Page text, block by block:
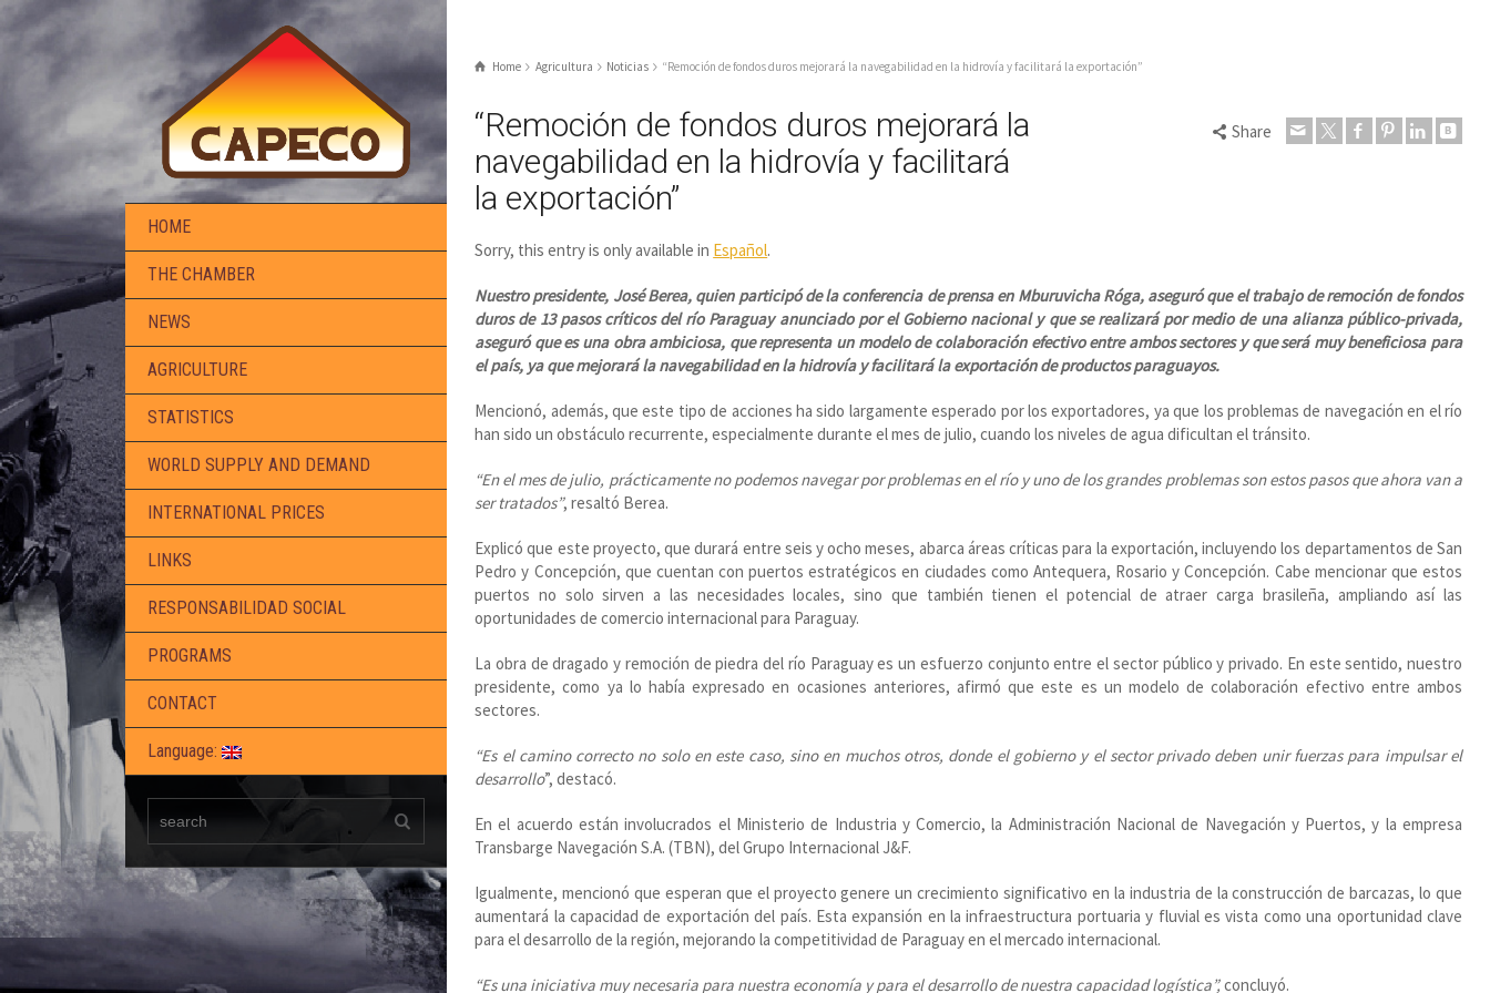
HOME
THE CHAMBER
NEWS
AGRICULTURE
STATISTICS
WORLD SUPPLY AND DEMAND
INTERNATIONAL PRICES
LINKS
RESPONSABILIDAD SOCIAL
PROGRAMS
CONTACT
Language:
Home Agricultura Noticias “Remoción de fondos duros mejorará la navegabilidad en la hidrovía y facilitará la exportación”
“Remoción de fondos duros mejorará la
navegabilidad en la hidrovía y facilitará
la exportación”
Share
Sorry, this entry is only available in Español.
Nuestro presidente, José Berea, quien participó de la conferencia de prensa en Mburuvicha Róga, aseguró que el trabajo de remoción de fondos
duros de 13 pasos críticos del río Paraguay anunciado por el Gobierno nacional y que se realizará por medio de una alianza público-privada,
aseguró que es una obra ambiciosa, que representa un modelo de colaboración efectivo entre ambos sectores y que será muy beneficiosa para
el país, ya que mejorará la navegabilidad en la hidrovía y facilitará la exportación de productos paraguayos.
Mencionó, además, que este tipo de acciones ha sido largamente esperado por los exportadores, ya que los problemas de navegación en el río
han sido un obstáculo recurrente, especialmente durante el mes de julio, cuando los niveles de agua dificultan el tránsito.
“En el mes de julio, prácticamente no podemos navegar por problemas en el río y uno de los grandes problemas son estos pasos que ahora van a
ser tratados”, resaltó Berea.
Explicó que este proyecto, que durará entre seis y ocho meses, abarca áreas críticas para la exportación, incluyendo los departamentos de San
Pedro y Concepción, que cuentan con puertos estratégicos en ciudades como Antequera, Rosario y Concepción. Cabe mencionar que estos
puertos no solo sirven a las necesidades locales, sino que también tienen el potencial de atraer carga brasileña, ampliando así las
oportunidades de comercio internacional para Paraguay.
La obra de dragado y remoción de piedra del río Paraguay es un esfuerzo conjunto entre el sector público y privado. En este sentido, nuestro
presidente, como ya lo había expresado en ocasiones anteriores, afirmó que este es un modelo de colaboración efectivo entre ambos
sectores.
“Es el camino correcto no solo en este caso, sino en muchos otros, donde el gobierno y el sector privado deben unir fuerzas para impulsar el
desarrollo”, destacó.
En el acuerdo están involucrados el Ministerio de Industria y Comercio, la Administración Nacional de Navegación y Puertos, y la empresa
Transbarge Navegación S.A. (TBN), del Grupo Internacional J&F.
Igualmente, mencionó que esperan que el proyecto genere un crecimiento significativo en la industria de la construcción de barcazas, lo que
aumentará la capacidad de exportación del país. Esta expansión en la infraestructura portuaria y fluvial es vista como una oportunidad clave
para el desarrollo de la región, mejorando la competitividad de Paraguay en el mercado internacional.
“Es una iniciativa muy necesaria para nuestra economía y para el desarrollo de nuestra capacidad logística”,concluyó.